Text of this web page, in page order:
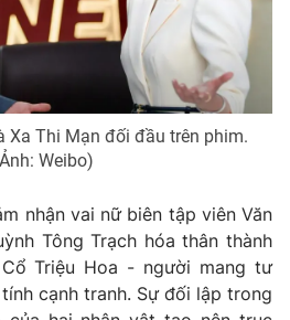
Vươn mình bằng AI
VTV8
Xa Thi Mạn đối đầu trên phim.
Weibo)
nhận vai nữ biên tập viên Văn
Tông Trạch hóa thân thành
Triệu Hoa - người mang tư
cạnh tranh. Sự đối lập trong